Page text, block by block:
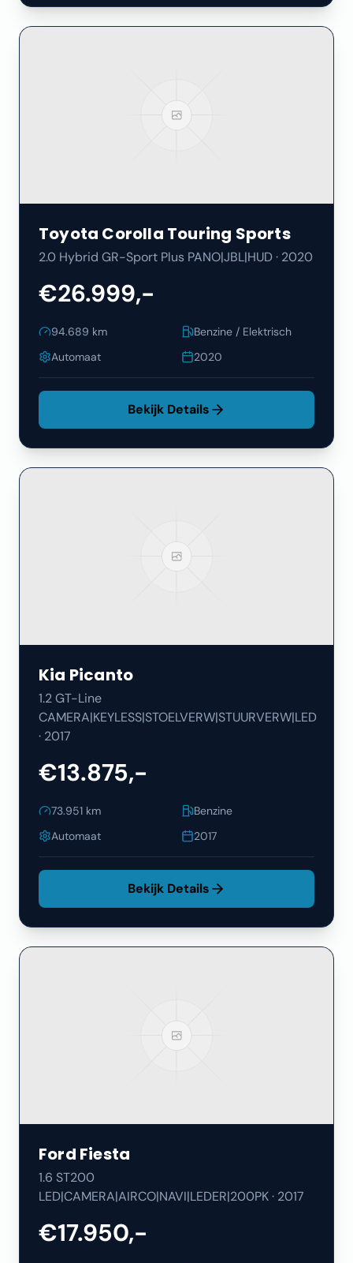
Toyota Corolla Touring Sports
2.0 Hybrid GR-Sport Plus PANO|JBL|HUD· 2020
€26.999,-
94.689 km
Benzine / Elektrisch
Automaat
2020
Bekijk Details
Kia Picanto
1.2 GT-Line
CAMERA|KEYLESS|STOELVERW|STUURVERW|LED
· 2017
€13.875,-
73.951 km
Benzine
Automaat
2017
Bekijk Details
Ford Fiesta
1.6 ST200
LED|CAMERA|AIRCO|NAVI|LEDER|200PK· 2017
€17.950,-